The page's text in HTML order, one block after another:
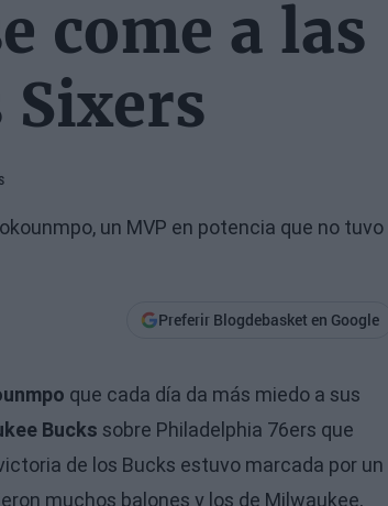
come a las
un MVP en potencia que no tuvo
Preferir Blogdebasket en Google
que cada día da más miedo a sus
Bucks sobre Philadelphia 76ers que
de los Bucks estuvo marcada por un
muchos balones y los de Milwaukee,